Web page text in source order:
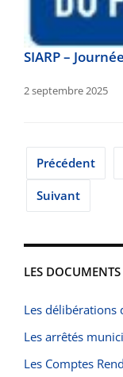
SIARP –
2 septembre 2025
des
Précédent
Suivant
LES
Les délibérations
Les arrêtés
Les Comptes